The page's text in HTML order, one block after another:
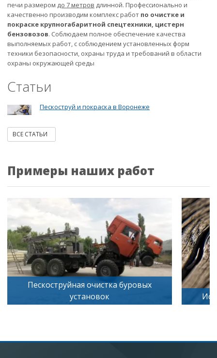
печи размером до 7 метров длинной. Профессионально и
качественно производим комплекс работ по очистке и
покраске крупногабаритной спецтехники, цистерн
бензовозов. Соблюдаем полное обеспечение качества
выполняемых работ, с соблюдением установленных форм
техники безопасности, охраны труда и требований в области
охраны окружающей среды
Статьи
Пескоструй и покраска в Воронеже
ВСЕ СТАТЬИ
Примеры наших работ
Пескоструйная очистка буровых
установок